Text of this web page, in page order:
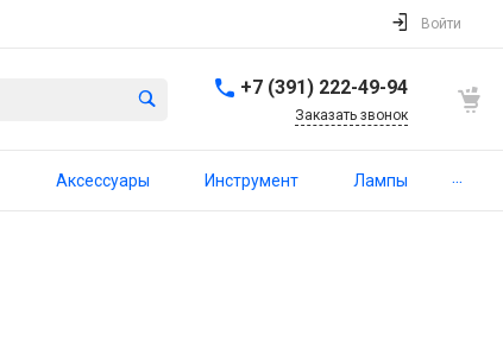
Войти
+7 (391) 222-49-94
Заказать звонок
Аксессуары Инструмент Лампы ...